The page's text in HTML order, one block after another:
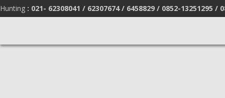
Hunting : 021- 62308041 / 62307674 / 6458829 / 0852-13251295 /